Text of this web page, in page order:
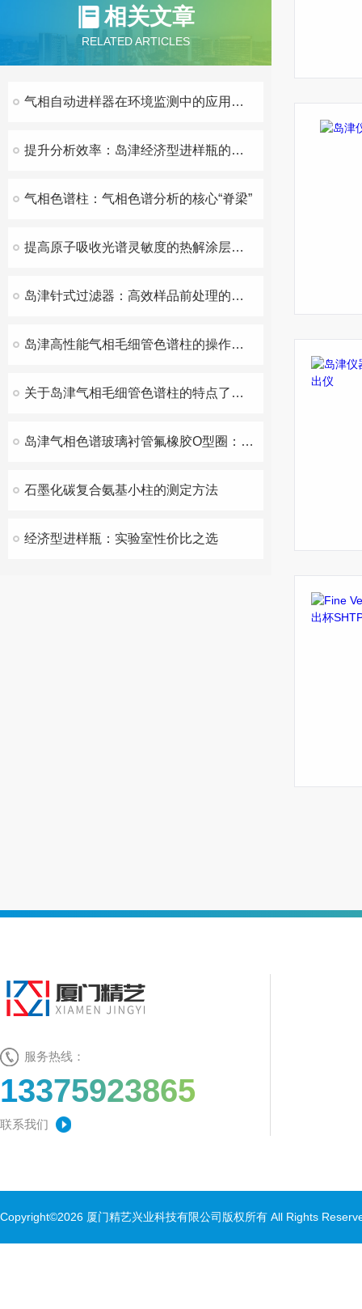
相关文章
RELATED ARTICLES
气相自动进样器在环境监测中的应用与发展
提升分析效率：岛津经济型进样瓶的优化与选型指南
气相色谱柱：气相色谱分析的核心“脊梁”
提高原子吸收光谱灵敏度的热解涂层石墨管技术研究
岛津针式过滤器：高效样品前处理的理想选择
岛津高性能气相毛细管色谱柱的操作指南
关于岛津气相毛细管色谱柱的特点了解一下吧
岛津气相色谱玻璃衬管氟橡胶O型圈：小部件大作用
石墨化碳复合氨基小柱的测定方法
经济型进样瓶：实验室性价比之选
服务热线：
13375923865
联系我们
Copyright©2026 厦门精艺兴业科技有限公司版权所有 All Rights